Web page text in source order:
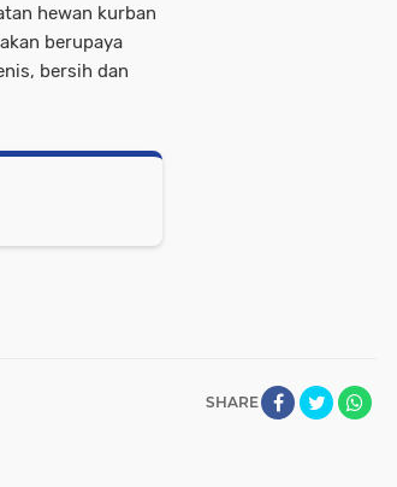
hewan kurban
berupaya
bersih dan
SHARE